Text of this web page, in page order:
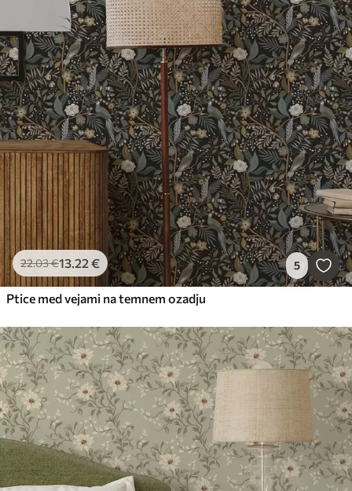
22.03€13.22 € 5
Ptice med vejami na temnem ozadju